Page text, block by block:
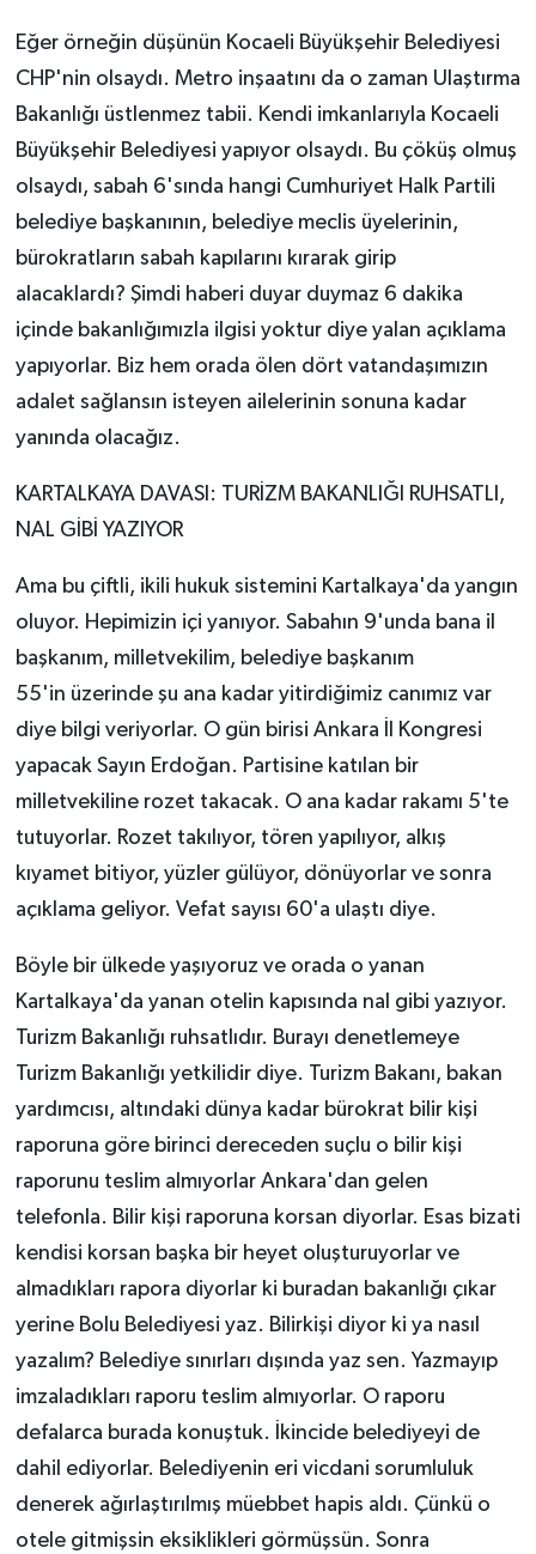
Eğer örneğin düşünün Kocaeli Büyükşehir Belediyesi
CHP'nin olsaydı. Metro inşaatını da o zaman Ulaştırma
Bakanlığı üstlenmez tabii. Kendi imkanlarıyla Kocaeli
Büyükşehir Belediyesi yapıyor olsaydı. Bu çöküş olmuş
olsaydı, sabah 6'sında hangi Cumhuriyet Halk Partili
belediye başkanının, belediye meclis üyelerinin,
bürokratların sabah kapılarını kırarak girip
alacaklardı? Şimdi haberi duyar duymaz 6 dakika
içinde bakanlığımızla ilgisi yoktur diye yalan açıklama
yapıyorlar. Biz hem orada ölen dört vatandaşımızın
adalet sağlansın isteyen ailelerinin sonuna kadar
yanında olacağız.
KARTALKAYA DAVASI: TURİZM BAKANLIĞI RUHSATLI,
NAL GİBİ YAZIYOR
Ama bu çiftli, ikili hukuk sistemini Kartalkaya'da yangın
oluyor. Hepimizin içi yanıyor. Sabahın 9'unda bana il
başkanım, milletvekilim, belediye başkanım
55'in üzerinde şu ana kadar yitirdiğimiz canımız var
diye bilgi veriyorlar. O gün birisi Ankara İl Kongresi
yapacak Sayın Erdoğan. Partisine katılan bir
milletvekiline rozet takacak. O ana kadar rakamı 5'te
tutuyorlar. Rozet takılıyor, tören yapılıyor, alkış
kıyamet bitiyor, yüzler gülüyor, dönüyorlar ve sonra
açıklama geliyor. Vefat sayısı 60'a ulaştı diye.
Böyle bir ülkede yaşıyoruz ve orada o yanan
Kartalkaya'da yanan otelin kapısında nal gibi yazıyor.
Turizm Bakanlığı ruhsatlıdır. Burayı denetlemeye
Turizm Bakanlığı yetkilidir diye. Turizm Bakanı, bakan
yardımcısı, altındaki dünya kadar bürokrat bilir kişi
raporuna göre birinci dereceden suçlu o bilir kişi
raporunu teslim almıyorlar Ankara'dan gelen
telefonla. Bilir kişi raporuna korsan diyorlar. Esas bizati
kendisi korsan başka bir heyet oluşturuyorlar ve
almadıkları rapora diyorlar ki buradan bakanlığı çıkar
yerine Bolu Belediyesi yaz. Bilirkişi diyor ki ya nasıl
yazalım? Belediye sınırları dışında yaz sen. Yazmayıp
imzaladıkları raporu teslim almıyorlar. O raporu
defalarca burada konuştuk. İkincide belediyeyi de
dahil ediyorlar. Belediyenin eri vicdani sorumluluk
denerek ağırlaştırılmış müebbet hapis aldı. Çünkü o
otele gitmişsin eksiklikleri görmüşsün. Sonra